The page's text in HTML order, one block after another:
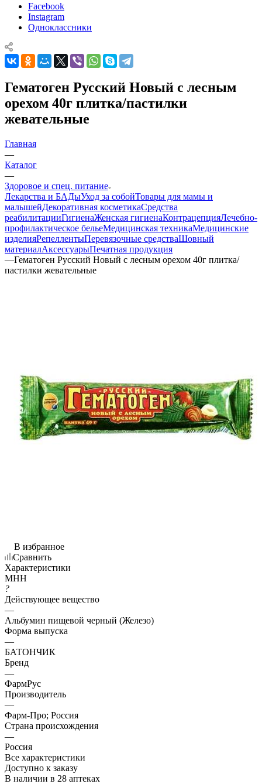
Facebook
Instagram
Одноклассники
Гематоген Русский Новый с лесным
орехом 40г плитка/пастилки
жевательные
Главная
—
Каталог
—
Здоровое и спец. питание
Лекарства и БАДыУход за собойТовары для мамы и
малышейДекоративная косметикаСредства
реабилитацииГигиенаЖенская гигиенаКонтрацепцияЛечебно-
профилактическое бельеМедицинская техникаМедицинские
изделияРепеллентыПеревязочные средстваШовный
материалАксессуарыПечатная продукция
—Гематоген Русский Новый с лесным орехом 40г плитка/
пастилки жевательные
В избранное
Сравнить
Характеристики
МНН
?
Действующее вещество
—
Альбумин пищевой черный (Железо)
Форма выпуска
—
БАТОНЧИК
Бренд
—
ФармРус
Производитель
—
Фарм-Про; Россия
Страна происхождения
—
Россия
Все характеристики
Доступно к заказу
В наличии в 28 аптеках